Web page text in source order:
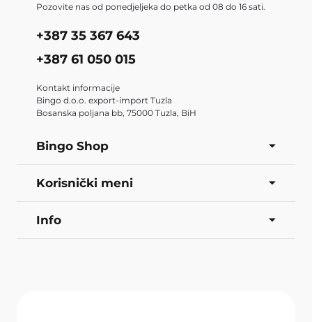
Pozovite nas od ponedjeljeka do petka od 08 do 16 sati.
+387 35 367 643
+387 61 050 015
Kontakt informacije
Bingo d.o.o. export-import Tuzla
Bosanska poljana bb, 75000 Tuzla, BiH
Bingo Shop
Korisnički meni
Info